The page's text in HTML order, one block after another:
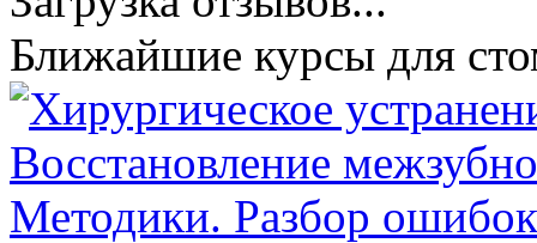
Ближайшие курсы для